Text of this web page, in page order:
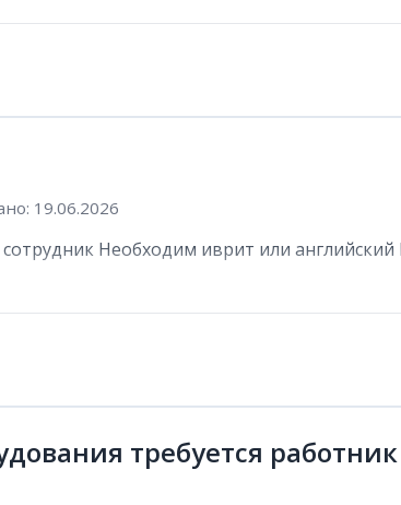
19.06.2026
Необходим иврит или английский
требуется